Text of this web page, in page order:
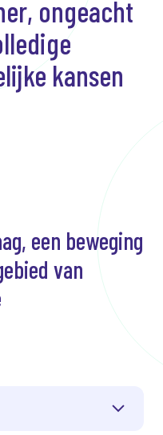
ongeacht
kansen
een beweging
van